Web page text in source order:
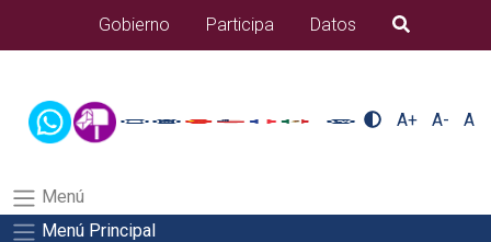
alumnos/residenciasSalida del comando:
Gobierno Participa Datos B�squeda
A+ A- A
Menú
Menú Principal